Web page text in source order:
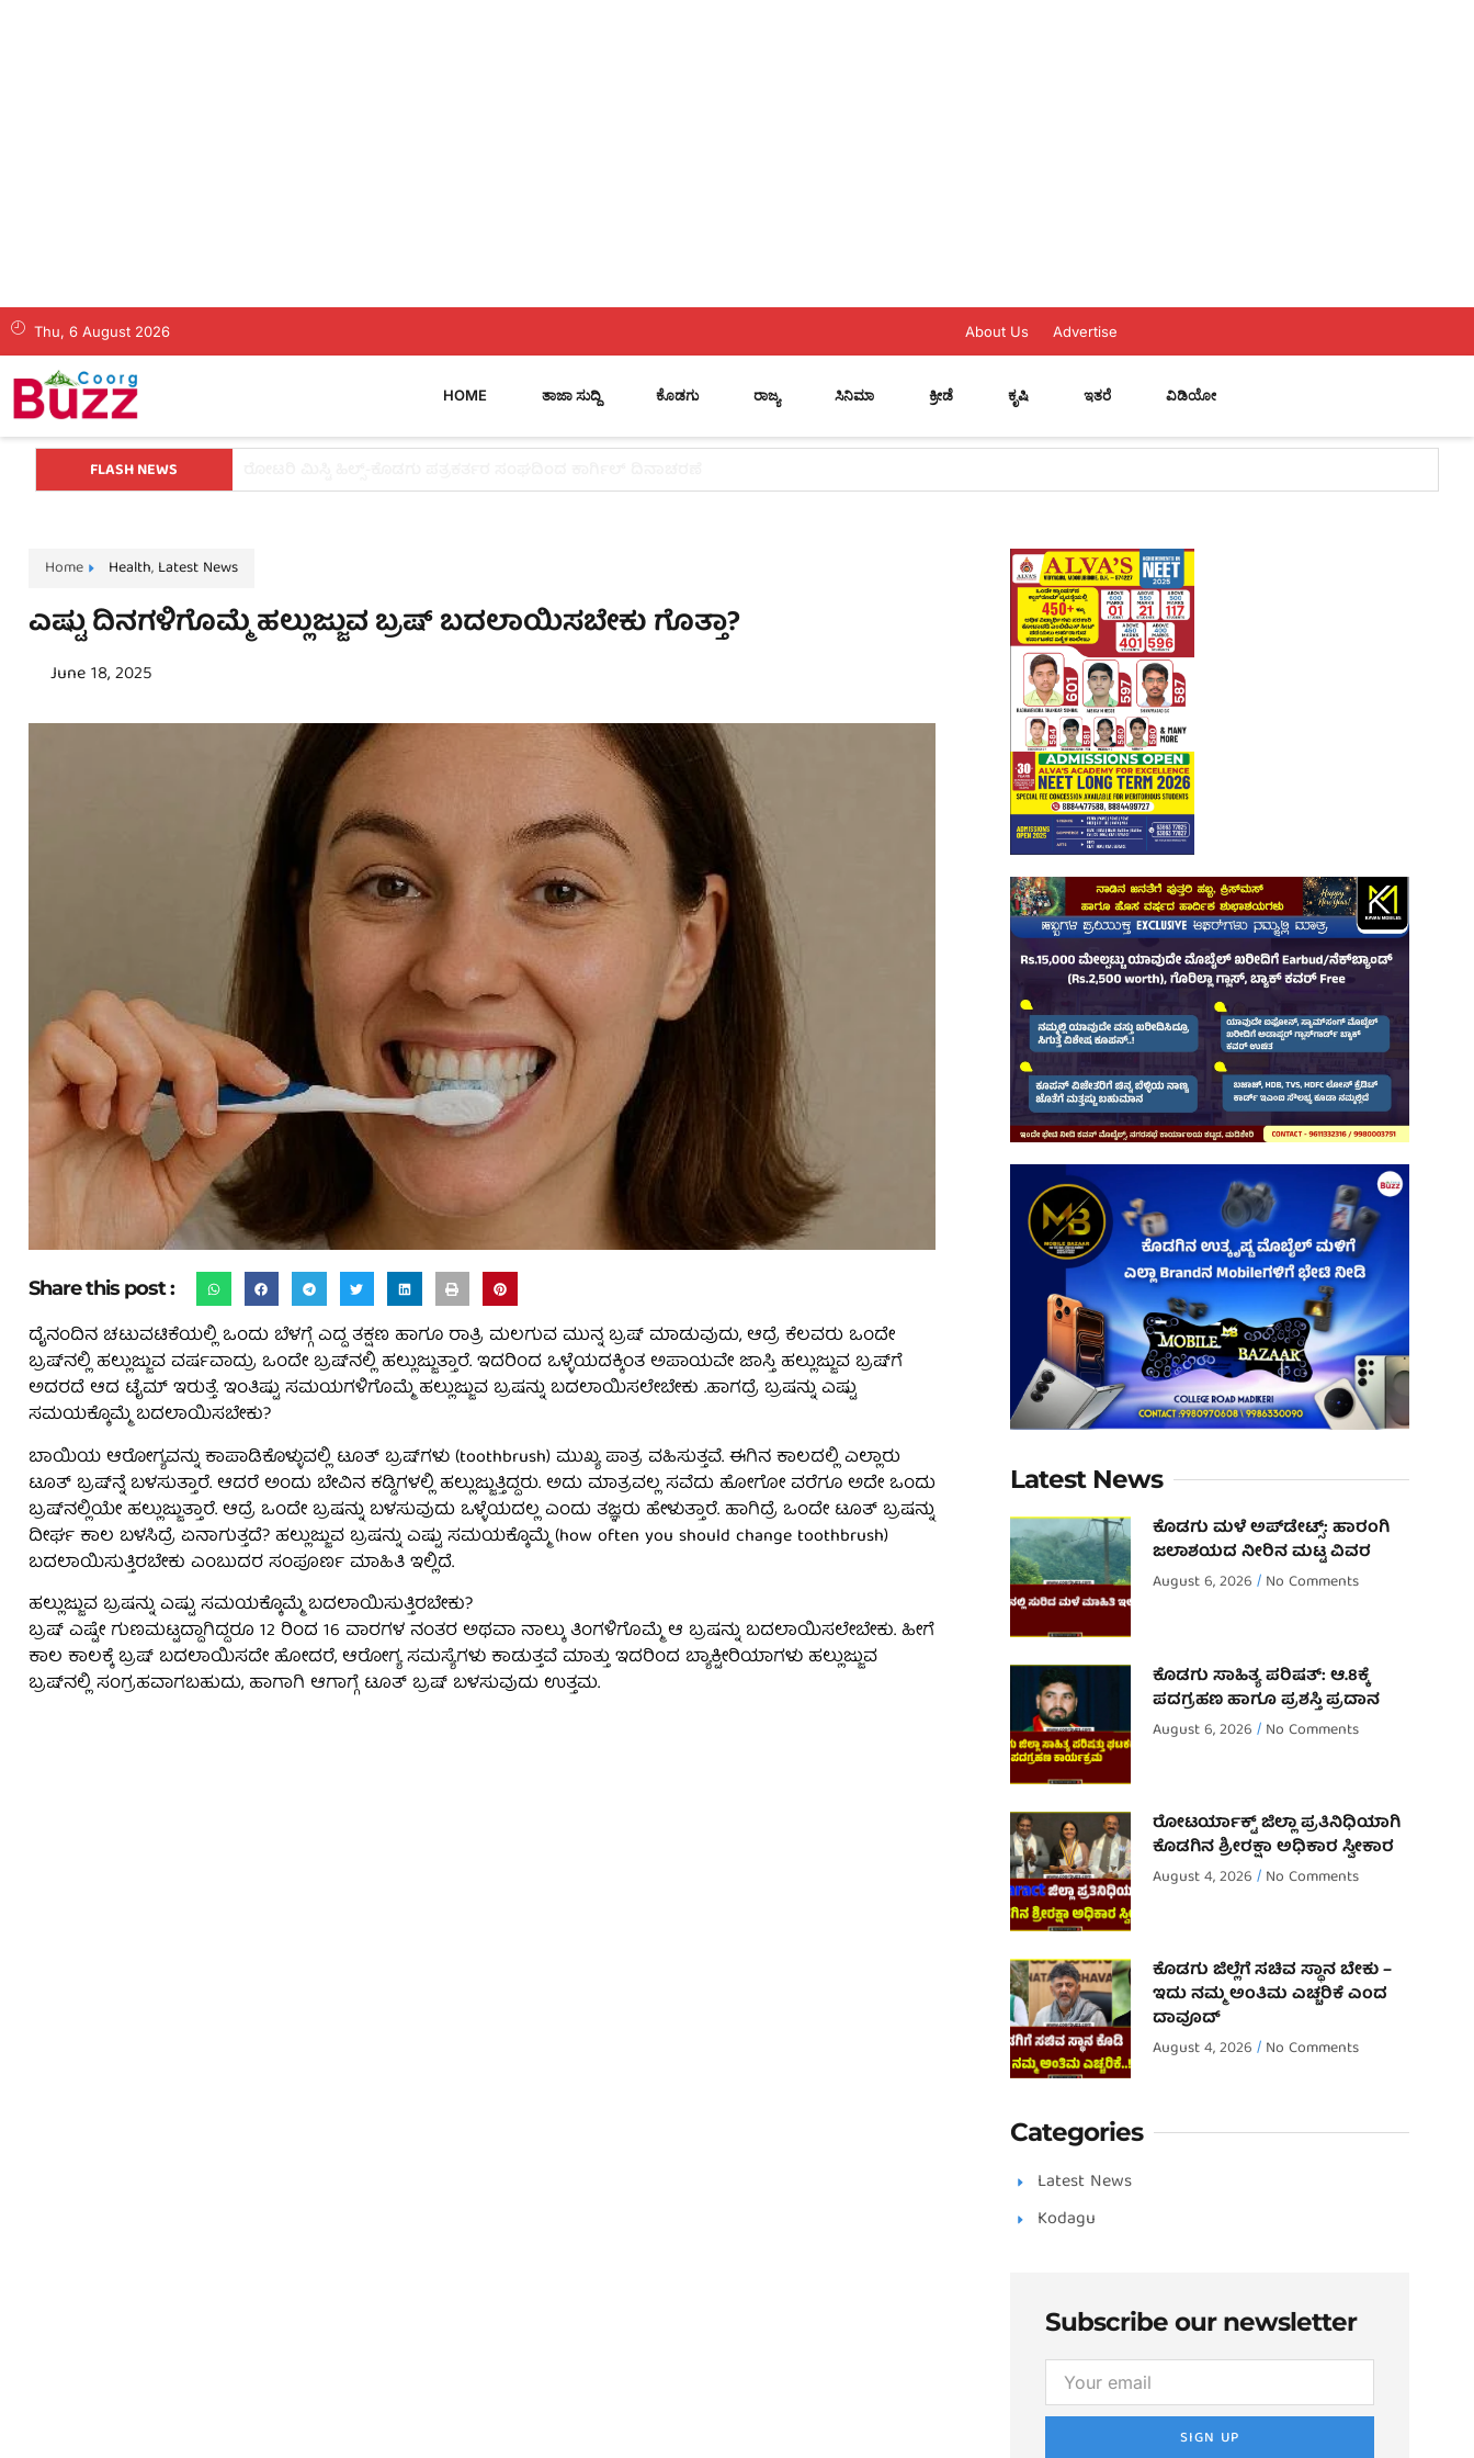
Thu, 6 August 2026 About Us Advertise
HOME ತಾಜಾ ಸುದ್ದಿ ಕೊಡಗು ರಾಜ್ಯ ಸಿನಿಮಾ ಕ್ರೀಡೆ ಕೃಷಿ ಇತರೆ ವಿಡಿಯೋ
FLASH NEWS
Home Health, Latest News
ಎಷ್ಟು ದಿನಗಳಿಗೊಮ್ಮೆ ಹಲ್ಲುಜ್ಜುವ ಬ್ರಷ್‌ ಬದಲಾಯಿಸಬೇಕು ಗೊತ್ತಾ?
June 18, 2025
Share this post :
ದೈನಂದಿನ ಚಟುವಟಿಕೆಯಲ್ಲಿ ಒಂದು ಬೆಳಗ್ಗೆ ಎದ್ದ ತಕ್ಷಣ ಹಾಗೂ ರಾತ್ರಿ ಮಲಗುವ ಮುನ್ನ ಬ್ರಷ್‌ ಮಾಡುವುದು, ಆದ್ರೆ ಕೆಲವರು ಒಂದೇ
ಬ್ರಷ್‌ನಲ್ಲಿ ಹಲ್ಲುಜ್ಜುವ ವರ್ಷವಾದ್ರು ಒಂದೇ ಬ್ರಷ್‌ನಲ್ಲಿ ಹಲ್ಲುಜ್ಜುತ್ತಾರೆ. ಇದರಿಂದ ಒಳ್ಳೆಯದಕ್ಕಿಂತ ಅಪಾಯವೇ ಜಾಸ್ತಿ ಹಲ್ಲುಜ್ಜುವ ಬ್ರಷ್‌ಗೆ
ಅದರದೆ ಆದ ಟೈಮ್‌ ಇರುತ್ತೆ. ಇಂತಿಷ್ಟು ಸಮಯಗಳಿಗೊಮ್ಮೆ ಹಲ್ಲುಜ್ಜುವ ಬ್ರಷನ್ನು ಬದಲಾಯಿಸಲೇಬೇಕು .ಹಾಗದ್ರೆ ಬ್ರಷನ್ನು ಎಷ್ಟು
ಸಮಯಕ್ಕೊಮ್ಮೆ ಬದಲಾಯಿಸಬೇಕು?
ಬಾಯಿಯ ಆರೋಗ್ಯವನ್ನು ಕಾಪಾಡಿಕೊಳ್ಳುವಲ್ಲಿ ಟೂತ್‌ ಬ್ರಷ್‌ಗಳು (toothbrush) ಮುಖ್ಯ ಪಾತ್ರ ವಹಿಸುತ್ತವೆ. ಈಗಿನ ಕಾಲದಲ್ಲಿ ಎಲ್ಲಾರು
ಟೂತ್‌ ಬ್ರಷ್‌ನ್ನೆ ಬಳಸುತ್ತಾರೆ. ಆದರೆ ಅಂದು ಬೇವಿನ ಕಡ್ಡಿಗಳಲ್ಲಿ ಹಲ್ಲುಜ್ಜುತ್ತಿದ್ದರು. ಅದು ಮಾತ್ರವಲ್ಲ ಸವೆದು ಹೋಗೋ ವರೆಗೂ ಅದೇ ಒಂದು
ಬ್ರಷ್‌ನಲ್ಲಿಯೇ ಹಲ್ಲುಜ್ಜುತ್ತಾರೆ. ಆದ್ರೆ ಒಂದೇ ಬ್ರಷನ್ನು ಬಳಸುವುದು ಒಳ್ಳೆಯದಲ್ಲ ಎಂದು ತಜ್ಞರು ಹೇಳುತ್ತಾರೆ. ಹಾಗಿದ್ರೆ ಒಂದೇ ಟೂತ್‌ ಬ್ರಷನ್ನು
ದೀರ್ಘ ಕಾಲ ಬಳಸಿದ್ರೆ ಏನಾಗುತ್ತದೆ? ಹಲ್ಲುಜ್ಜುವ ಬ್ರಷನ್ನು ಎಷ್ಟು ಸಮಯಕ್ಕೊಮ್ಮೆ (how often you should change toothbrush)
ಬದಲಾಯಿಸುತ್ತಿರಬೇಕು ಎಂಬುದರ ಸಂಪೂರ್ಣ ಮಾಹಿತಿ ಇಲ್ಲಿದೆ.
ಹಲ್ಲುಜ್ಜುವ ಬ್ರಷನ್ನು ಎಷ್ಟು ಸಮಯಕ್ಕೊಮ್ಮೆ ಬದಲಾಯಿಸುತ್ತಿರಬೇಕು?
ಬ್ರಷ್ ಎಷ್ಟೇ ಗುಣಮಟ್ಟದ್ದಾಗಿದ್ದರೂ 12 ರಿಂದ 16 ವಾರಗಳ ನಂತರ ಅಥವಾ ನಾಲ್ಕು ತಿಂಗಳಿಗೊಮ್ಮೆ ಆ ಬ್ರಷನ್ನು ಬದಲಾಯಿಸಲೇಬೇಕು. ಹೀಗೆ
ಕಾಲ ಕಾಲಕ್ಕೆ ಬ್ರಷ್‌ ಬದಲಾಯಿಸದೇ ಹೋದರೆ, ಆರೋಗ್ಯ ಸಮಸ್ಯೆಗಳು ಕಾಡುತ್ತವೆ ಮಾತ್ತು ಇದರಿಂದ ಬ್ಯಾಕ್ಟೀರಿಯಾಗಳು ಹಲ್ಲುಜ್ಜುವ
ಬ್ರಷ್‌ನಲ್ಲಿ ಸಂಗ್ರಹವಾಗಬಹುದು, ಹಾಗಾಗಿ ಆಗಾಗ್ಗೆ ಟೂತ್‌ ಬ್ರಷ್‌ ಬಳಸುವುದು ಉತ್ತಮ.
Latest News
ಕೊಡಗು ಮಳೆ ಅಪ್‌ಡೇಟ್ಸ್: ಹಾರಂಗಿ
ಜಲಾಶಯದ ನೀರಿನ ಮಟ್ಟ ವಿವರ
August 6, 2026 No Comments
ಕೊಡಗು ಸಾಹಿತ್ಯ ಪರಿಷತ್: ಆ.8ಕ್ಕೆ
ಪದಗ್ರಹಣ ಹಾಗೂ ಪ್ರಶಸ್ತಿ ಪ್ರದಾನ
August 6, 2026 No Comments
ರೋಟರ್ಯಾಕ್ಟ್ ಜಿಲ್ಲಾ ಪ್ರತಿನಿಧಿಯಾಗಿ
ಕೊಡಗಿನ ಶ್ರೀರಕ್ಷಾ ಅಧಿಕಾರ ಸ್ವೀಕಾರ
August 4, 2026 No Comments
ಕೊಡಗು ಜಿಲ್ಲೆಗೆ ಸಚಿವ ಸ್ಥಾನ ಬೇಕು –
ಇದು ನಮ್ಮ ಅಂತಿಮ ಎಚ್ಚರಿಕೆ ಎಂದ
ದಾವೂದ್ ‌
August 4, 2026 No Comments
Categories
Latest News
Kodagu
Subscribe our newsletter
SIGN UP